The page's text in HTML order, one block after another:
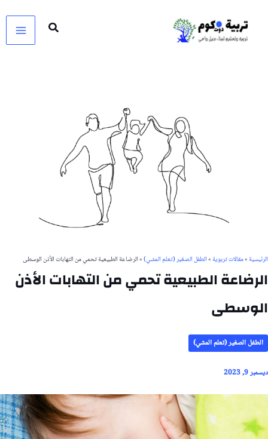
المحتوى
الرئيسية»مقالات تربوية»الطفل الصغير (تعلم المشي)»الرضاعة الطبيعية تحمي من التهابات الأذن الوسطى
الرضاعة الطبيعية تحمي من التهابات الأذن
الوسطى
الطفل الصغير (تعلم المشي)
ديسمبر 9, 2023